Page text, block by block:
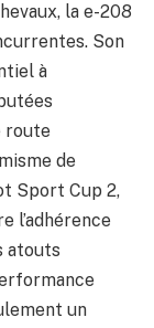
la e-208
Son
à
route
de
Sport Cup 2,
l’adhérence
atouts
un